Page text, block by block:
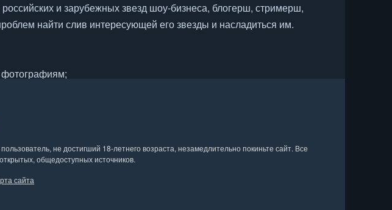
и зарубежных звезд шоу-бизнеса, блогерш, стримерш,
найти слив интересующей его звезды и насладиться им.
фотографиям;
Весь материал взят из открытых источников и проверен на
не достигший 18-летнего возраста, незамедлительно покиньте сайт. Все
общедоступных источников.
сайта